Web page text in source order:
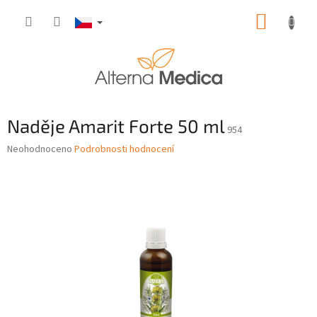
Naděje Amarit Forte 50 ml 954
Průměrné
Neohodnoceno Podrobnosti hodnocení